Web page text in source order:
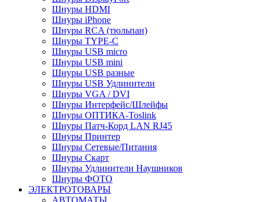
Шнуры HDMI
Шнуры iPhone
Шнуры RCA (тюльпан)
Шнуры TYPE-C
Шнуры USB micro
Шнуры USB mini
Шнуры USB разные
Шнуры USB Удлинители
Шнуры VGA / DVI
Шнуры Интерфейс/Шлейфы
Шнуры ОПТИКА-Toslink
Шнуры Патч-Корд LAN RJ45
Шнуры Принтер
Шнуры Сетевые/Питания
Шнуры Скарт
Шнуры Удлинители Наушников
Шнуры ФОТО
ЭЛЕКТРОТОВАРЫ
АВТОМАТЫ